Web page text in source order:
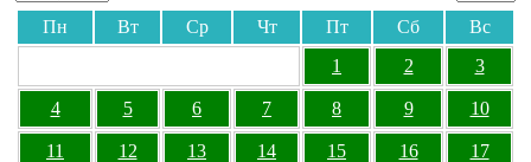
Пн Вт Ср Чт Пт Сб
Вс
1
2 3
4 5 6 7 8 9 10
11 12 13 14 15 16 17